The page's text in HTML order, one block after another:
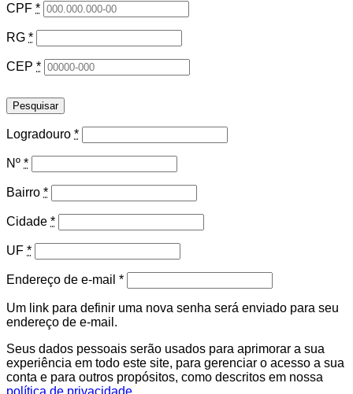
CPF *
RG *
CEP *
Pesquisar
Logradouro *
Nº *
Bairro *
Cidade *
UF *
Endereço de e-mail *Obrigatório
Um link para definir uma nova senha será enviado para seu
endereço de e-mail.
Seus dados pessoais serão usados para aprimorar a sua
experiência em todo este site, para gerenciar o acesso a sua
conta e para outros propósitos, como descritos em nossa
política de privacidade